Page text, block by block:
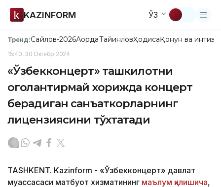
KAZINFORM ЎЗ
Тренд:Сайлов-2026АқордаТайинловҲодисаҚонун ва
15:40, 30 Октябр 2024
«Ўзбекконцерт» ташкилотни
огоҳлантирмай хорижда концерт
берадиган санъаткорларнинг
лицензиясини тўхтатади
TASHKENT. Kazinform - «Ўзбекконцерт» давлат
муассасаси матбуот хизматининг маълум қилишича,